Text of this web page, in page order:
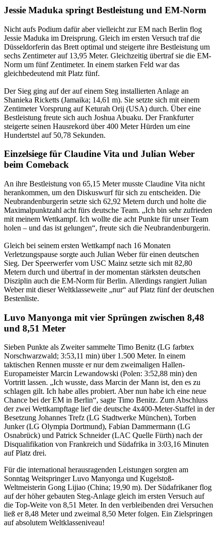
Jessie Maduka springt Bestleistung und EM-Norm
Nicht aufs Podium dafür aber vielleicht zur EM nach Berlin flog
Jessie Maduka im Dreisprung. Gleich im ersten Versuch traf die
Düsseldorferin das Brett optimal und steigerte ihre Bestleistung um
sechs Zentimeter auf 13,95 Meter. Gleichzeitig übertraf sie die EM-
Norm um fünf Zentimeter. In einem starken Feld war das
gleichbedeutend mit Platz fünf.
Der Sieg ging auf der auf einem Steg installierten Anlage an
Shanieka Ricketts (Jamaika; 14,61 m). Sie setzte sich mit einem
Zentimeter Vorsprung auf Keturah Orij (USA) durch. Über eine
Bestleistung freute sich auch Joshua Abuaku. Der Frankfurter
steigerte seinen Hausrekord über 400 Meter Hürden um eine
Hundertstel auf 50,78 Sekunden.
Einzelsiege für Claudine Vita und Julian Weber
beim Comeback
An ihre Bestleistung von 65,15 Meter musste Claudine Vita nicht
herankommen, um den Diskuswurf für sich zu entscheiden. Die
Neubrandenburgerin setzte sich 62,92 Metern durch und holte die
Maximalpunktzahl acht fürs deutsche Team. „Ich bin sehr zufrieden
mit meinem Wettkampf. Ich wollte die acht Punkte für unser Team
holen – und das ist gelungen“, freute sich die Neubrandenburgerin.
Gleich bei seinem ersten Wettkampf nach 16 Monaten
Verletzungspause sorgte auch Julian Weber für einen deutschen
Sieg. Der Speerwerfer vom USC Mainz setzte sich mit 82,80
Metern durch und übertraf in der momentan stärksten deutschen
Disziplin auch die EM-Norm für Berlin. Allerdings rangiert Julian
Weber mit dieser Weltklasseweite „nur“ auf Platz fünf der deutschen
Bestenliste.
Luvo Manyonga mit vier Sprüngen zwischen 8,48
und 8,51 Meter
Sieben Punkte als Zweiter sammelte Timo Benitz (LG farbtex
Norschwarzwald; 3:53,11 min) über 1.500 Meter. In einem
taktischen Rennen musste er nur dem zweimaligen Hallen-
Europameister Marcin Lewandowski (Polen: 3:52,88 min) den
Vortritt lassen. „Ich wusste, dass Marcin der Mann ist, den es zu
schlagen gilt. Ich habe alles probiert. Aber nun habe ich eine neue
Chance bei der EM in Berlin“, sagte Timo Benitz. Zum Abschluss
der zwei Wettkampftage lief die deutsche 4x400-Meter-Staffel in der
Besetzung Johannes Trefz (LG Stadtwerke München), Torben
Junker (LG Olympia Dortmund), Fabian Dammermann (LG
Osnabrück) und Patrick Schneider (LAC Quelle Fürth) nach der
Disqualifikation von Frankreich und Südafrika in 3:03,16 Minuten
auf Platz drei.
Für die international herausragenden Leistungen sorgten am
Sonntag Weitspringer Luvo Manyonga und Kugelstoß-
Weltmeisterin Gong Lijiao (China; 19,90 m). Der Südafrikaner flog
auf der höher gebauten Steg-Anlage gleich im ersten Versuch auf
die Top-Weite von 8,51 Meter. In den verbleibenden drei Versuchen
ließ er 8,48 Meter und zweimal 8,50 Meter folgen. Ein Zielspringen
auf absolutem Weltklasseniveau!